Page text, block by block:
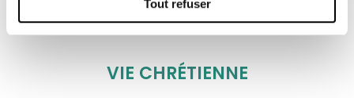
Tout refuser
Toutes nos vidéos
VIE CHRÉTIENNE